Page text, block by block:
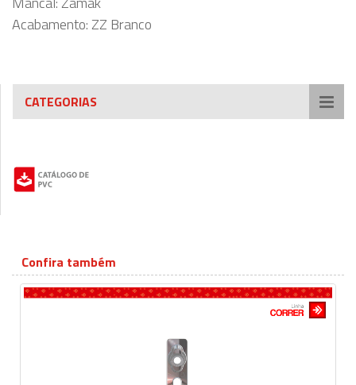
Acabamento: ZZ Branco
CATEGORIAS
Confira também